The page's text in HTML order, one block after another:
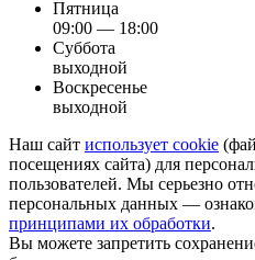
Пятница
09:00 — 18:00
Суббота
выходной
Воскресенье
выходной
Наш сайт использует cookie
посещениях сайта) для
пользователей. Мы серьезно
персональных данных —
принципами их обработки.
Вы можете запретить